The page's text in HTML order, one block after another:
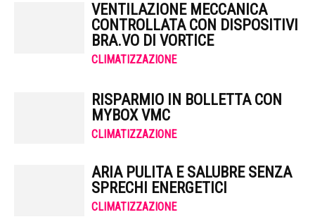
VENTILAZIONE MECCANICA
CONTROLLATA CON DISPOSITIVI
BRA.VO DI VORTICE
CLIMATIZZAZIONE
RISPARMIO IN BOLLETTA CON
MYBOX VMC
CLIMATIZZAZIONE
ARIA PULITA E SALUBRE SENZA
SPRECHI ENERGETICI
CLIMATIZZAZIONE